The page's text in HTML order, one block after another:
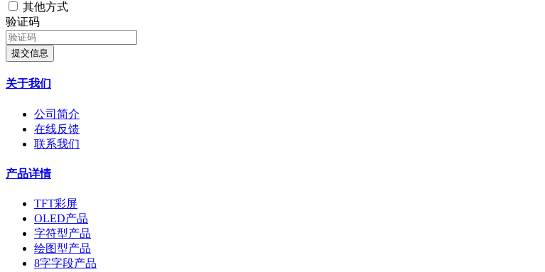
其他方式
验证码
提交信息
关于我们
公司简介
在线反馈
联系我们
产品详情
TFT彩屏
OLED产品
字符型产品
绘图型产品
8字字段产品